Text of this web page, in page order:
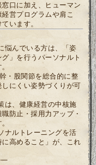
口に加え、ヒューマン
営プログラムや肩こ
います。
悩んでいる方は、「姿
」を行うパーソナルト
・股関節を総合的に整
にくい姿勢づくりが可
は、健康経営の中核施
防止・採用力アップ・
ナルトレーニングを活
高めること」が、これ